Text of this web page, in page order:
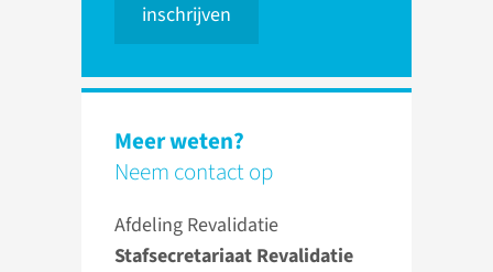
inschrijven
Meer weten?
Neem contact op
Afdeling Revalidatie
Stafsecretariaat Revalidatie